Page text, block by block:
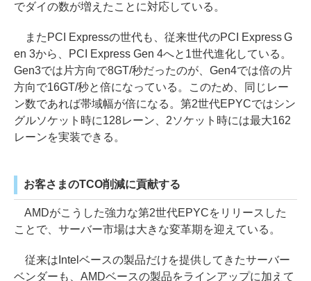
でダイの数が増えたことに対応している。
またPCI Expressの世代も、従来世代のPCI Express G
en 3から、PCI Express Gen 4へと1世代進化している。
Gen3では片方向で8GT/秒だったのが、Gen4では倍の片
方向で16GT/秒と倍になっている。このため、同じレー
ン数であれば帯域幅が倍になる。第2世代EPYCではシン
グルソケット時に128レーン、2ソケット時には最大162
レーンを実装できる。
お客さまのTCO削減に貢献する
AMDがこうした強力な第2世代EPYCをリリースした
ことで、サーバー市場は大きな変革期を迎えている。
従来はIntelベースの製品だけを提供してきたサーバー
ベンダーも、AMDベースの製品をラインアップに加えて